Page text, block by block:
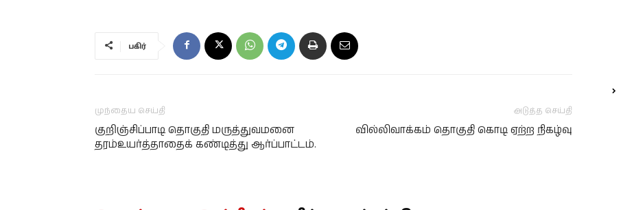
பகிர்
முந்தைய செய்தி
குறிஞ்சிப்பாடி தொகுதி மருத்துவமனை
தரம்உயர்த்தாதைக் கண்டித்து ஆர்ப்பாட்டம்.
அடுத்த செய்தி
வில்லிவாக்கம் தொகுதி கொடி ஏற்ற நிகழ்வு